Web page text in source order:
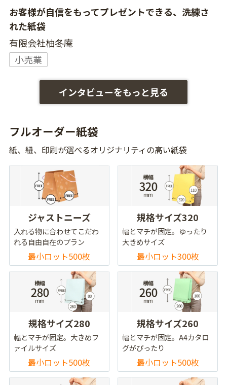
お客様が自信をもってプレゼントできる、洗練さ
れた紙袋
有限会社柚冬庵
小売業
インタビューをもっと見る
フルオーダー紙袋
紙、紐、印刷が選べるオリジナリティの高い紙袋
ジャストニーズ
入れる物に合わせてこだわ
れる自由自在のプラン
最小ロット500枚
規格サイズ320
幅とマチが固定。ゆったり
大きめサイズ
最小ロット300枚
規格サイズ280
幅とマチが固定。大きめフ
ァイルサイズ
最小ロット500枚
規格サイズ260
幅とマチが固定。A4カタロ
グがぴったり
最小ロット500枚